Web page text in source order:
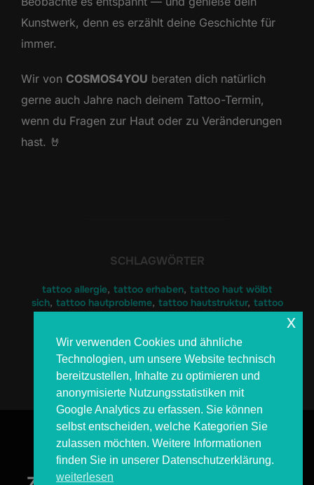
Kunstwerk, denn es erzählt deine Geschichte für
immer.
Wir von COSMOS4YOU beraten dich natürlich
gerne auch Jahre nach deinem Tattoo-Termin,
wenn du Fragen zur Haut oder zu Veränderungen
hast. 🤘
SCHLAGWÖRTER
tattoo allergie, tattoo erhaben, tattoo haut wölbt
sich, tattoo hautprobleme, tattoo hautstruktur, tattoo
immunreaktion, tattoo nach jahren verändert, tattoo
wetter, tattoo wulstig
Beitragsnavigation
Previous
Previous
Wir verwenden Cookies und ähnliche
Technologien, um unsere Website technisch
bereitzustellen, Inhalte zu optimieren und
anonymisierte Nutzungsstatistiken mit
Google Analytics zu erfassen. Sie können
selbst entscheiden, welche Kategorien Sie
zulassen möchten. Weitere Informationen
finden Sie in unserer Datenschutzerklärung.
weiterlesen
x